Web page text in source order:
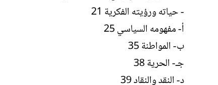
- حياته ورؤيته الفكرية 21
أ- مفهومه السياسي 25
ب- المواطنة 35
جـ- الحرية 38
د- النقد والنقاد 39